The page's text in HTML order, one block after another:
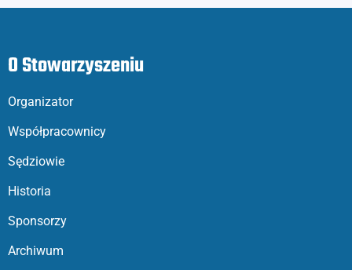
O Stowarzyszeniu
Organizator
Współpracownicy
Sędziowie
Historia
Sponsorzy
Archiwum